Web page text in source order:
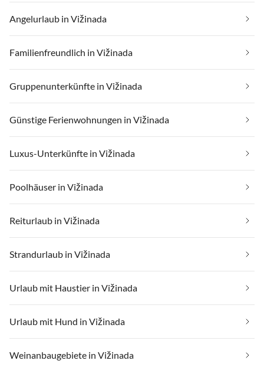
Angelurlaub in Vižinada
Familienfreundlich in Vižinada
Gruppenunterkünfte in Vižinada
Günstige Ferienwohnungen in Vižinada
Luxus-Unterkünfte in Vižinada
Poolhäuser in Vižinada
Reiturlaub in Vižinada
Strandurlaub in Vižinada
Urlaub mit Haustier in Vižinada
Urlaub mit Hund in Vižinada
Weinanbaugebiete in Vižinada